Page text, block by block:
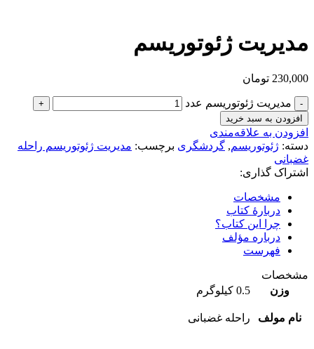
مدیریت ژئوتوریسم
230,000 تومان
مدیریت ژئوتوریسم عدد
افزودن به سبد خرید
افزودن به علاقه‌مندی
دسته: ژئوتوریسم, گردشگری برچسب: مدیریت ژئوتوریسم راحله
غضبانی
اشتراک گذاری:
مشخصات
دربارهٔ کتاب
چرا این کتاب؟
درباره مؤلف
فهرست
مشخصات
وزن
0.5 کیلوگرم
نام مولف راحله غضبانی